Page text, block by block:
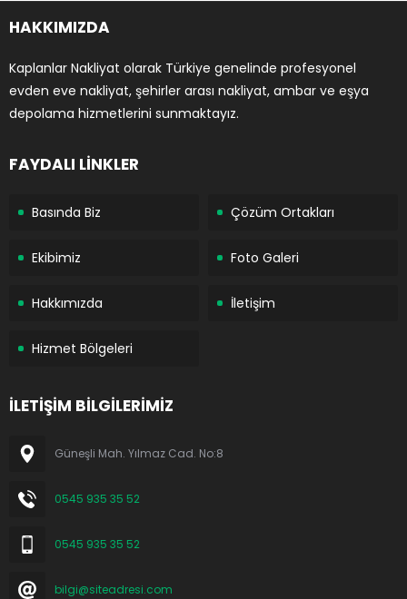
HAKKIMIZDA
Kaplanlar Nakliyat olarak Türkiye genelinde profesyonel
evden eve nakliyat, şehirler arası nakliyat, ambar ve eşya
depolama hizmetlerini sunmaktayız.
FAYDALI LİNKLER
Basında Biz Çözüm Ortakları
Ekibimiz Foto Galeri
Hakkımızda İletişim
Hizmet Bölgeleri
İLETİŞİM BİLGİLERİMİZ
Güneşli Mah. Yılmaz Cad. No:8
0545 935 35 52
0545 935 35 52
bilgi@siteadresi.com